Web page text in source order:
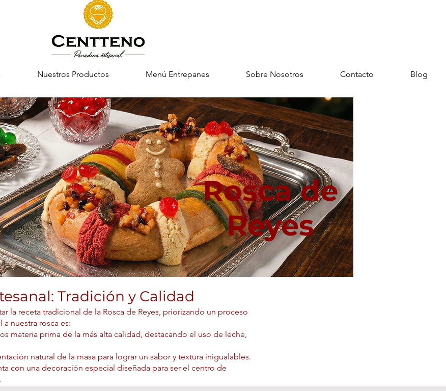
Nuestros Productos Menú Entrepanes Sobre Nosotros Contacto Blog
Rosca de
Reyes
Tradición y Calidad
la receta tradicional de la Rosca de Reyes, priorizando un proceso
a nuestra rosca es:
materia prima de la más alta calidad, destacando el uso de leche,
natural de la masa para lograr un sabor y textura inigualables.
con una decoración especial diseñada para ser el centro de